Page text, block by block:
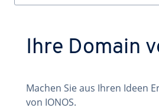
Ihre Domain
Machen Sie aus Ihren Ideen
von IONOS.